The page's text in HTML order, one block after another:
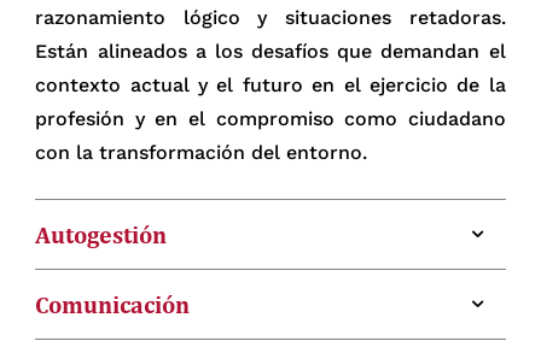
razonamiento lógico y situaciones retadoras.
Están alineados a los desafíos que demandan el
contexto actual y el futuro en el ejercicio de la
profesión y en el compromiso como ciudadano
con la transformación del entorno.
Autogestión
Construye su proyecto ético de vida para el logro
de sus planes, sus proyectos personales y
Comunicación